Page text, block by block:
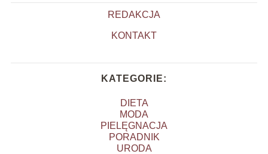
REDAKCJA
KONTAKT
KATEGORIE:
DIETA
MODA
PIELĘGNACJA
PORADNIK
URODA